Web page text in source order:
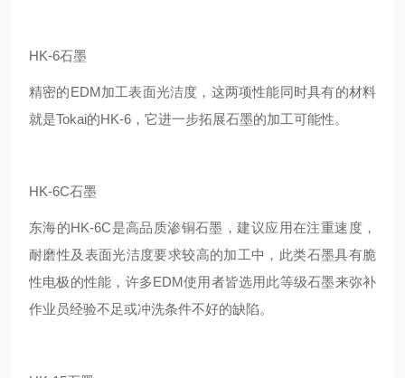
HK-6石墨
精密的EDM加工表面光洁度，这两项性能同时具有的材料
就是Tokai的HK-6，它进一步拓展石墨的加工可能性。
HK-6C石墨
东海的HK-6C是高品质渗铜石墨，建议应用在注重速度，
耐磨性及表面光洁度要求较高的加工中，此类石墨具有脆
性电极的性能，许多EDM使用者皆选用此等级石墨来弥补
作业员经验不足或冲洗条件不好的缺陷。